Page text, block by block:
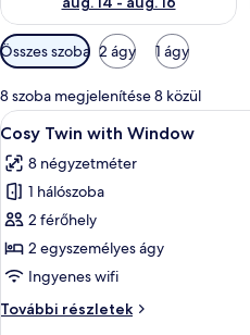
Szobákhoz
rendelkezésre
álló
szűrők
Összes szoba 2 ágy 1 ágy
8 szoba megjelenítése 8 közül
A
következő
szoba
összes
képének
megtekintése:
Cosy
with
6
Cosy Twin with Window
8 négyzetméter
1 hálószoba
2 férőhely
2 egyszemélyes ágy
Ingyenes wifi
További részletek
Cosy